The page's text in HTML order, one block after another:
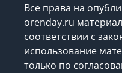
Все права на
orenday.ru
соответствии с
использование
только по